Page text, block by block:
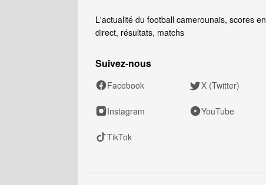
L'actualité du football camerounais, scores en
direct, résultats, matchs
Suivez‑nous
Facebook X (Twitter)
Instagram YouTube
TikTok